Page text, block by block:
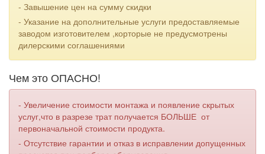
- Завышение цен на сумму скидки
- Указание на дополнительные услуги предоставляемые
заводом изготовителем ,корторые не предусмотрены
дилерскими соглашениями
Чем это ОПАСНО!
- Увеличение стоимости монтажа и появление скрытых
услуг,что в разрезе трат получается БОЛЬШЕ от
первоначальной стоимости продукта.
- Отсутствие гарантии и отказ в исправлении допущенных